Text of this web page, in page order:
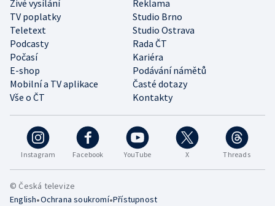
Instagram Facebook YouTube X Threads
Živé vysílání
Reklama
TV poplatky
Studio Brno
Teletext
Studio Ostrava
Podcasty
Rada ČT
Počasí
Kariéra
E-shop
Podávání námětů
Mobilní a TV aplikace
Časté dotazy
Vše o ČT
Kontakty
© Česká televize
English•Ochrana soukromí•Přístupnost